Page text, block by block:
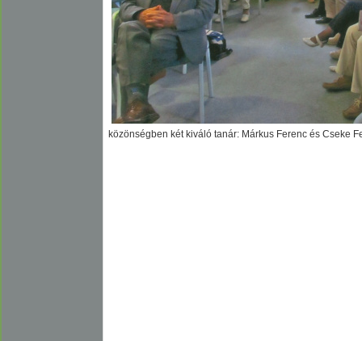
közönségben két kiváló tanár: Márkus Ferenc és Cseke